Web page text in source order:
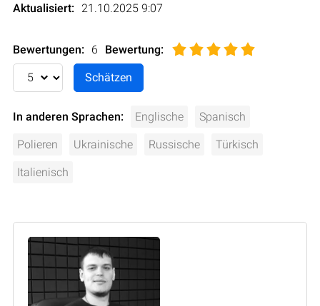
Aktualisiert: 21.10.2025 9:07
Bewertungen: 6 Bewertung:
In anderen Sprachen: Englische Spanisch
Polieren Ukrainische Russische Türkisch
Italienisch